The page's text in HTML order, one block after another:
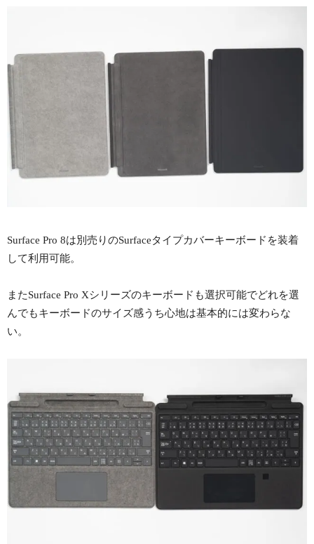
Surface Pro 8は別売りのSurfaceタイプカバーキーボードを装着
して利用可能。
またSurface Pro Xシリーズのキーボードも選択可能でどれを選
んでもキーボードのサイズ感うち心地は基本的には変わらな
い。